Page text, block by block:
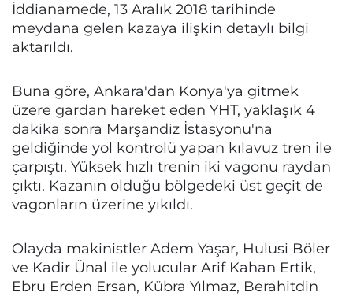
İddianamede, 13 Aralık 2018 tarihinde
meydana gelen kazaya ilişkin detaylı bilgi
aktarıldı.
Buna göre, Ankara'dan Konya'ya gitmek
üzere gardan hareket eden YHT, yaklaşık 4
dakika sonra Marşandiz İstasyonu'na
geldiğinde yol kontrolü yapan kılavuz tren ile
çarpıştı. Yüksek hızlı trenin iki vagonu raydan
çıktı. Kazanın olduğu bölgedeki üst geçit de
vagonların üzerine yıkıldı.
Olayda makinistler Adem Yaşar, Hulusi Böler
ve Kadir Ünal ile yolucular Arif Kahan Ertik,
Ebru Erden Ersan, Kübra Yılmaz, Berahitdin